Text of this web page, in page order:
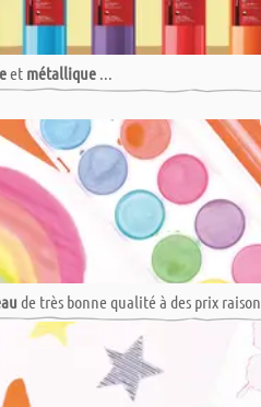
et métallique
de très bonne qualité à des prix